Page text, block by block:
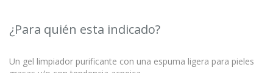
¿Para quién esta indicado?
Un gel limpiador purificante con una espuma ligera para pieles